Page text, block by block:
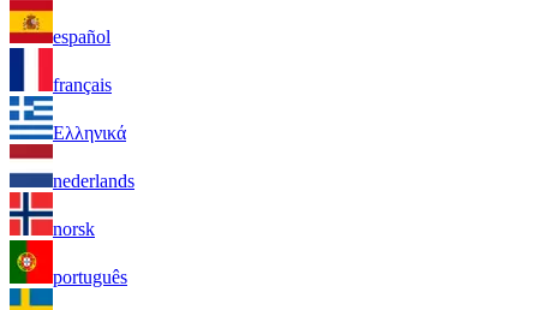
español
français
Ελληνικά
nederlands
norsk
português